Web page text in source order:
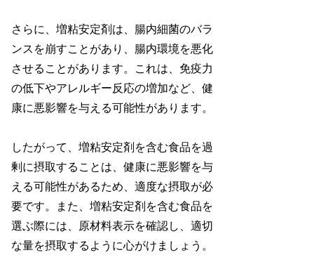
さらに、増粘安定剤は、腸内細菌のバラ
ンスを崩すことがあり、腸内環境を悪化
させることがあります。これは、免疫力
の低下やアレルギー反応の増加など、健
康に悪影響を与える可能性があります。
したがって、増粘安定剤を含む食品を過
剰に摂取することは、健康に悪影響を与
える可能性があるため、適度な摂取が必
要です。また、増粘安定剤を含む食品を
選ぶ際には、原材料表示を確認し、適切
な量を摂取するように心がけましょう。